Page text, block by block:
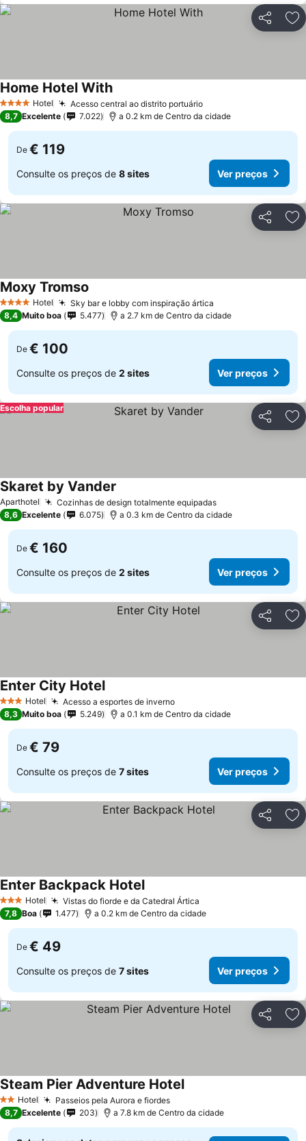
Partilhar
4 EstrelasHotel Acesso central ao distrito portuário
Home Hotel With
8,7 Excelente 7.022 a 0.2 km de Centro da cidade
De € 119
Consulte os preços de 8 sites Ver preços
Partilhar
4 EstrelasHotel Sky bar e lobby com inspiração ártica
Moxy Tromso
8,4 Muito boa 5.477 a 2.7 km de Centro da cidade
De € 100
Consulte os preços de 2 sites Ver preços
Partilhar
Escolha popular
Aparthotel Cozinhas de design totalmente equipadas
Skaret by Vander
8,6 Excelente 6.075 a 0.3 km de Centro da cidade
De € 160
Consulte os preços de 2 sites Ver preços
Partilhar
3 EstrelasHotel Acesso a esportes de inverno
Enter City Hotel
8,3 Muito boa 5.249 a 0.1 km de Centro da cidade
De € 79
Consulte os preços de 7 sites Ver preços
Partilhar
3 EstrelasHotel Vistas do fiorde e da Catedral Ártica
Enter Backpack Hotel
7,8 Boa 1.477 a 0.2 km de Centro da cidade
De € 49
Consulte os preços de 7 sites Ver preços
Partilhar
2 Estrelas
Hotel Passeios pela Aurora e fiordes
Steam Pier Adventure Hotel
8,7 Excelente 203 a 7.8 km de Centro da cidade